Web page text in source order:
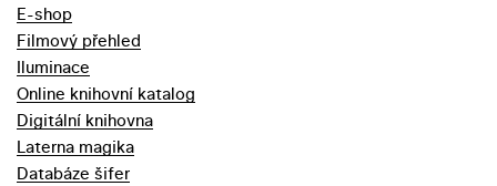
E-shop
Filmový přehled
Iluminace
Online knihovní katalog
Digitální knihovna
Laterna magika
Databáze šifer